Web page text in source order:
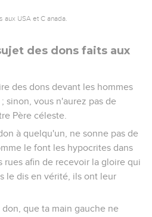
USA et C anada.
des dons faits aux
des dons devant les hommes
sinon, vous n'aurez pas de
Père céleste.
à quelqu'un, ne sonne pas de
le font les hypocrites dans
rues afin de recevoir la gloire qui
le dis en vérité, ils ont leur
que ta main gauche ne